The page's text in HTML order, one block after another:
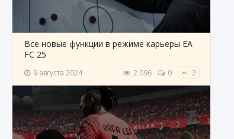
Все новые функции в режиме карьеры EA
FC 25
9 августа 2024 2 096 0 2